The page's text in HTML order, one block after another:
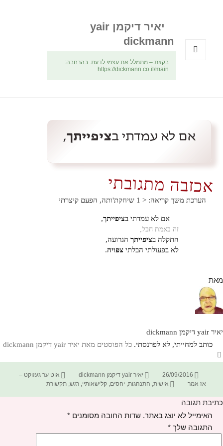
יאיר דיקמן yair
dickmann
בקצת – מתמלל את עצמי לדעת. בהרחבה:
https://dickmann.co.il/main
אכזבה מתגובתי
הערכת משך קריאה: < 1 שיחקת'ותה, הפעם קיצרתי
אם לא עמדתי בציפייתך,
זה באמת חבל,
התקלה בציפייתך הגרועה,
לא בפעולתי הבלתיצפויה.
מאת
יאיר yair דיקמן dickmann
כותב למחייתי, לא לפרנסתי. כל הפוסטים מאת יאיר yair דיקמן dickmann‏
פורסם
בתאריך
26/09/2016 מחבר
יאיר yair דיקמן dickmann קטגוריות
אוט ער געזוקט –
אז אמר
תגיות
אישית, התנהגות, יחסים,קלישאותיי,רגש,תקשורת
כתיבת תגובה
האימייל לא יוצג באתר. שדות החובה מסומנים *
התגובה שלך *